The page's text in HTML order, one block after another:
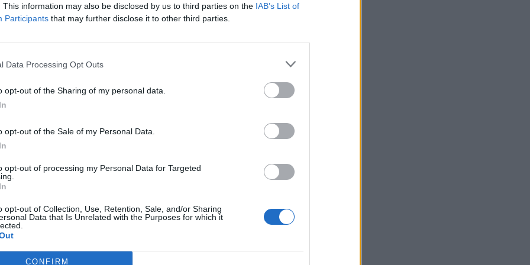
This information may also be disclosed by us to third parties on the IAB’s List of
Participants that may further disclose it to other third parties.
Data Processing Opt Outs
opt-out of the Sharing of my personal data.
opt-out of the Sale of my Personal Data.
opt-out of processing my Personal Data for Targeted
opt-out of Collection, Use, Retention, Sale, and/or Sharing
Data that Is Unrelated with the Purposes for which it
CONFIRM
ennyi lesz a vége. Nem látom, hogy ez bekövetkezne. Remélhetőleg nyerni
Trump a Full Measure riporterének kérdésére, amikor azt akarta megtudni,
portfolio.hu hírarchívumához tartozik, melynek olvasása előfizetéses
tartalmazza:
cikkarchívum
elmúlt 2 év napon belüli
Előfizetés